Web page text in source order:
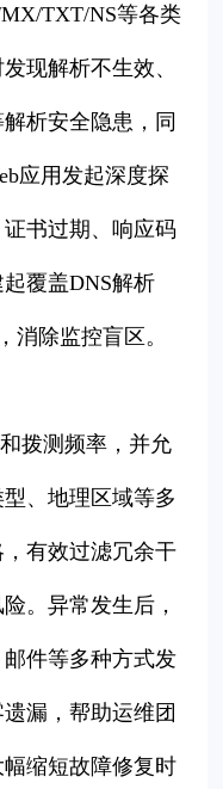
TXT/NS等各类
现解析不生效、
析安全隐患，同
应用发起深度探
书过期、响应码
覆盖DNS解析
消除监控盲区。
拨测频率，并允
、地理区域等多
有效过滤冗余干
。异常发生后，
件等多种方式发
漏，帮助运维团
缩短故障修复时